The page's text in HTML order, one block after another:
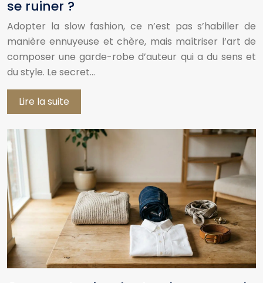
se ruiner ?
Adopter la slow fashion, ce n’est pas s’habiller de
manière ennuyeuse et chère, mais maîtriser l’art de
composer une garde-robe d’auteur qui a du sens et
du style. Le secret…
Lire la suite